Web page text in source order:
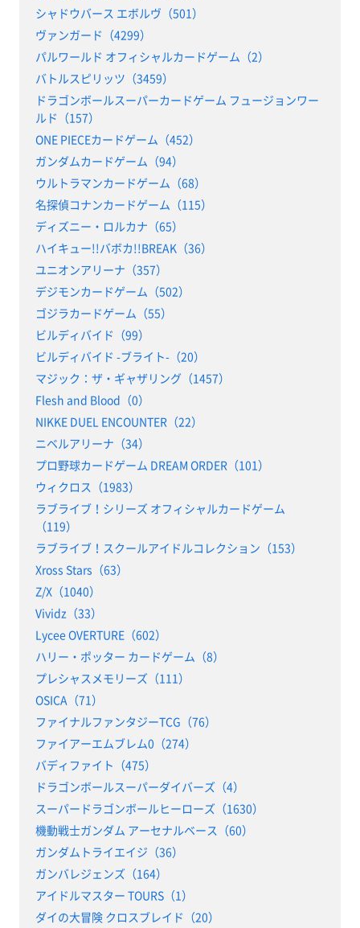
シャドウバース エボルヴ（501）
ヴァンガード（4299）
パルワールド オフィシャルカードゲーム（2）
バトルスピリッツ（3459）
ドラゴンボールスーパーカードゲーム フュージョンワー
ルド（157）
ONE PIECEカードゲーム（452）
ガンダムカードゲーム（94）
ウルトラマンカードゲーム（68）
名探偵コナンカードゲーム（115）
ディズニー・ロルカナ（65）
ハイキュー!!バボカ!!BREAK（36）
ユニオンアリーナ（357）
デジモンカードゲーム（502）
ゴジラカードゲーム（55）
ビルディバイド（99）
ビルディバイド -ブライト-（20）
マジック：ザ・ギャザリング（1457）
Flesh and Blood（0）
NIKKE DUEL ENCOUNTER（22）
ニベルアリーナ（34）
プロ野球カードゲーム DREAM ORDER（101）
ウィクロス（1983）
ラブライブ！シリーズ オフィシャルカードゲーム
（119）
ラブライブ！スクールアイドルコレクション（153）
Xross Stars（63）
Z/X（1040）
Vividz（33）
Lycee OVERTURE（602）
ハリー・ポッター カードゲーム（8）
プレシャスメモリーズ（111）
OSICA（71）
ファイナルファンタジーTCG（76）
ファイアーエムブレム0（274）
バディファイト（475）
ドラゴンボールスーパーダイバーズ（4）
スーパードラゴンボールヒーローズ（1630）
機動戦士ガンダム アーセナルベース（60）
ガンダムトライエイジ（36）
ガンバレジェンズ（164）
アイドルマスター TOURS（1）
ダイの大冒険 クロスブレイド（20）